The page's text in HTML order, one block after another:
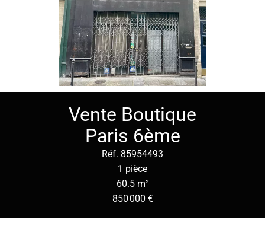
Vente Boutique
Paris 6ème
Réf. 85954493
1 pièce
60.5 m²
850 000 €